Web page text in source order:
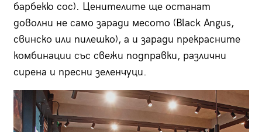
барбекю сос). Ценителите ще останат
доволни не само заради месото (Black Angus,
свинско или пилешко), а и заради прекрасните
комбинации със свежи подправки, различни
сирена и пресни зеленчуци.